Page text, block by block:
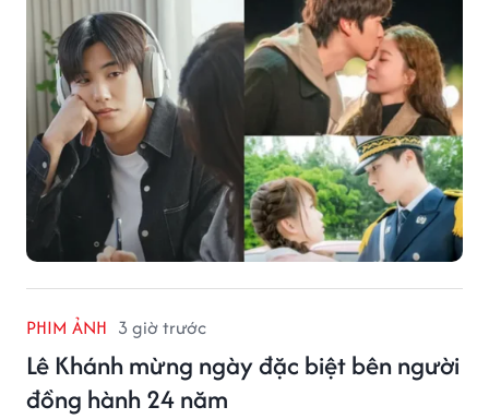
PHIM ẢNH 3 giờ trước
Lê Khánh mừng ngày đặc biệt bên người
đồng hành 24 năm